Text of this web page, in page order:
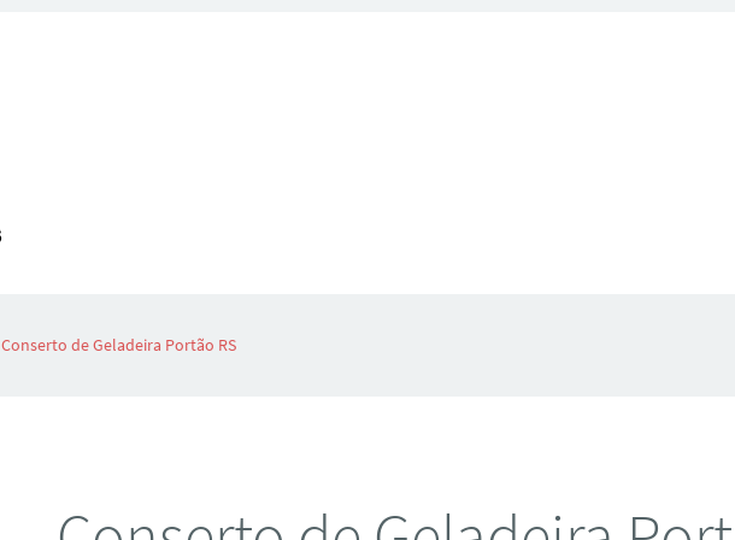
Conserto de Geladeira Portão RS